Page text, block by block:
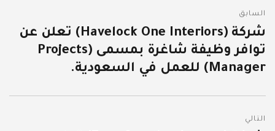
المقالات
السابق
المقالة
السابقة:
شركة (Havelock One Interiors) تعلن عن
توافر وظيفة شاغرة بمسمى (Projects
Manager) للعمل في السعودية.
التالي